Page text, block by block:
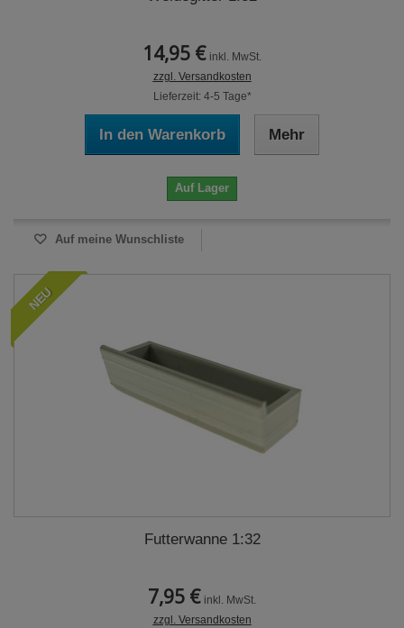
14,95 € inkl. MwSt.
zzgl. Versandkosten
Lieferzeit: 4-5 Tage*
In den Warenkorb Mehr
Auf Lager
Auf meine Wunschliste
NEU
Futterwanne 1:32
7,95 € inkl. MwSt.
zzgl. Versandkosten